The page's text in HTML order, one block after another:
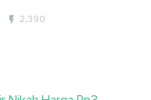
flash_on 2,390